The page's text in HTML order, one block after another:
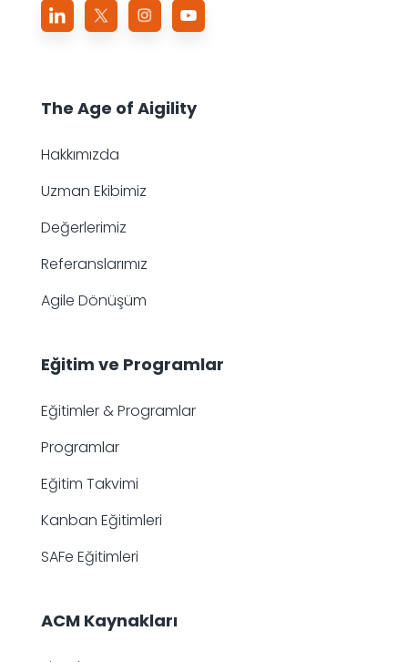
The Age of Aigility
Hakkımızda
Uzman Ekibimiz
Değerlerimiz
Referanslarımız
Agile Dönüşüm
Eğitim ve Programlar
Eğitimler & Programlar
Programlar
Eğitim Takvimi
Kanban Eğitimleri
SAFe Eğitimleri
ACM Kaynakları